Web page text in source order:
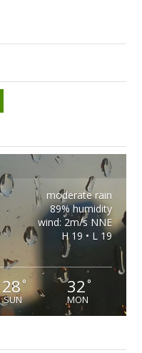
moderate rain
89% humidity
wind: 2m/s NNE
H 19 • L 19
28°
SUN
32°
MON